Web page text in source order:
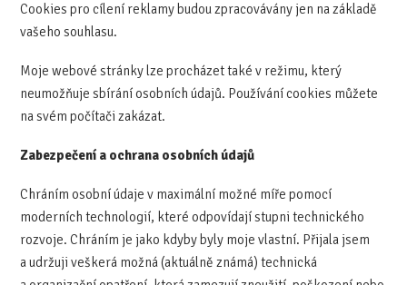
Cookies pro cílení reklamy budou zpracovávány jen na základě
vašeho souhlasu.
Moje webové stránky lze procházet také v režimu, který
neumožňuje sbírání osobních údajů. Používání cookies můžete
na svém počítači zakázat.
Zabezpečení a ochrana osobních údajů
Chráním osobní údaje v maximální možné míře pomocí
moderních technologií, které odpovídají stupni technického
rozvoje. Chráním je jako kdyby byly moje vlastní. Přijala jsem
a udržuji veškerá možná (aktuálně známá) technická